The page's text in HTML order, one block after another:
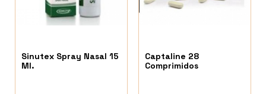
Sinutex Spray Nasal 15
Ml.
Captaline 28
Comprimidos